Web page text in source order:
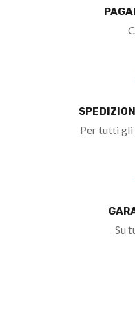
Per tutti gli
Su